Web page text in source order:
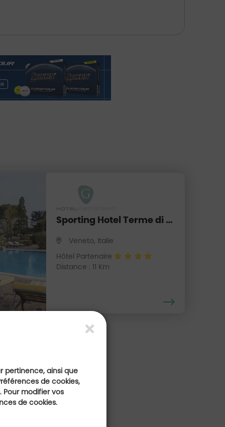
pertinence, ainsi que
de cookies,
modifier vos
de cookies.
Sporting Hotel Terme di Galzignano
Veneto, Italie
Hôtel Partenaire
Distance : 11 Km